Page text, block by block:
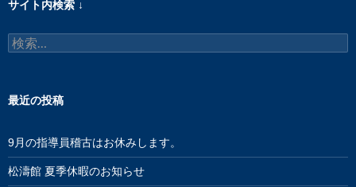
サイト内検索 ↓
検
索:
最近の投稿
9月の指導員稽古はお休みします。
松濤館 夏季休暇のお知らせ